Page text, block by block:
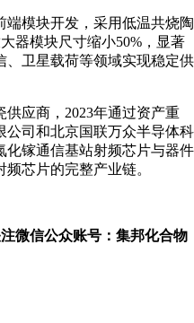
模块开发，采用低温共烧陶
器模块尺寸缩小50%，显著
、卫星载荷等领域实现稳定供
应商，2023年通过资产重
公司和北京国联万众半导体科
化镓通信基站射频芯片与器件
芯片的完整产业链。
微信公众账号：集邦化合物